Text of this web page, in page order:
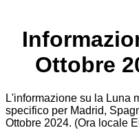
Ottobre
L'informazione su la Luna
specifico per Madrid,
Ottobre 2024. (Ora locale